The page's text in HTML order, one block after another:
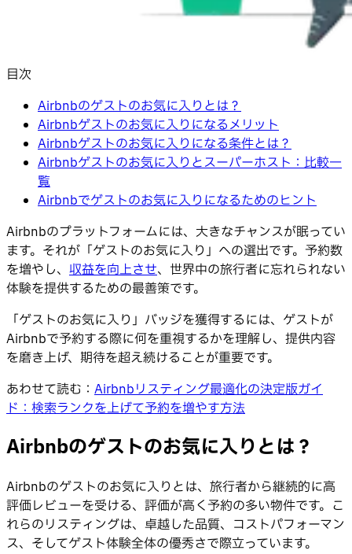
目次
Airbnbのゲストのお気に入りとは？
Airbnbゲストのお気に入りになるメリット
Airbnbゲストのお気に入りになる条件とは？
Airbnbゲストのお気に入りとスーパーホスト：比較一
覧
Airbnbでゲストのお気に入りになるためのヒント
Airbnbのプラットフォームには、大きなチャンスが眠ってい
ます。それが「ゲストのお気に入り」への選出です。予約数
を増やし、 収益を向上させ、世界中の旅行者に忘れられない
体験を提供するための最善策です。
「ゲストのお気に入り」バッジを獲得するには、ゲストが
Airbnbで予約する際に何を重視するかを理解し、提供内容
を磨き上げ、期待を超え続けることが重要です。
あわせて読む： Airbnbリスティング最適化の決定版ガイ
ド：検索ランクを上げて予約を増やす方法
Airbnbのゲストのお気に入りとは？
Airbnbのゲストのお気に入りとは、旅行者から継続的に高
評価レビューを受ける、評価が高く予約の多い物件です。こ
れらのリスティングは、卓越した品質、コストパフォーマン
ス、そしてゲスト体験全体の優秀さで際立っています。